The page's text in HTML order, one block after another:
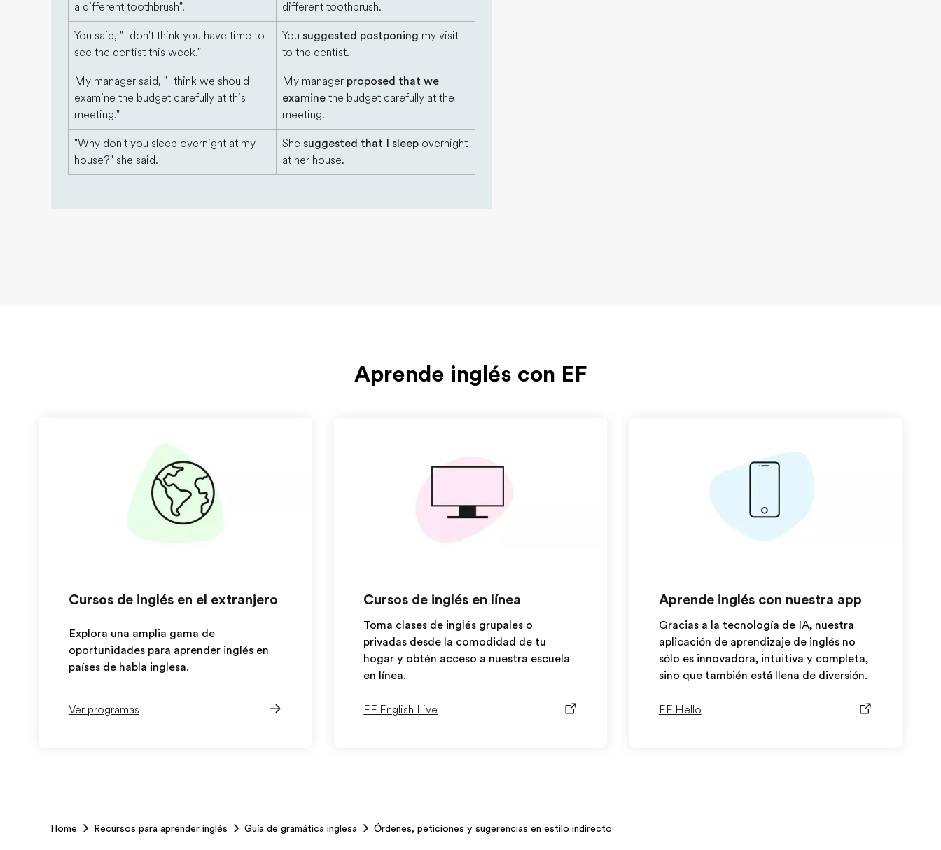
a different toothbrush".
different toothbrush.
You said, "I don't think you have time to
see the dentist this week."
You suggested postponing my visit
to the dentist.
My manager said, "I think we should
examine the budget carefully at this
meeting."
My manager proposed that we
examine the budget carefully at the
meeting.
"Why don't you sleep overnight at my
house?" she said.
She suggested that I sleep overnight
at her house.
Aprende inglés con EF
Cursos de inglés en el extranjero
Explora una amplia gama de
oportunidades para aprender inglés en
países de habla inglesa.
Ver programas
Cursos de inglés en línea
Toma clases de inglés grupales o
privadas desde la comodidad de tu
hogar y obtén acceso a nuestra escuela
en línea.
EF English Live
Aprende inglés con nuestra app
Gracias a la tecnología de IA, nuestra
aplicación de aprendizaje de inglés no
sólo es innovadora, intuitiva y completa,
sino que también está llena de diversión.
EF Hello
Home Recursos para aprender inglés Guía de gramática inglesa Órdenes, peticiones y sugerencias en estilo indirecto